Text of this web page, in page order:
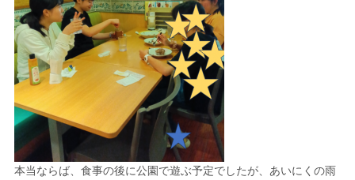
本当ならば、食事の後に公園で遊ぶ予定でしたが、あいにくの雨